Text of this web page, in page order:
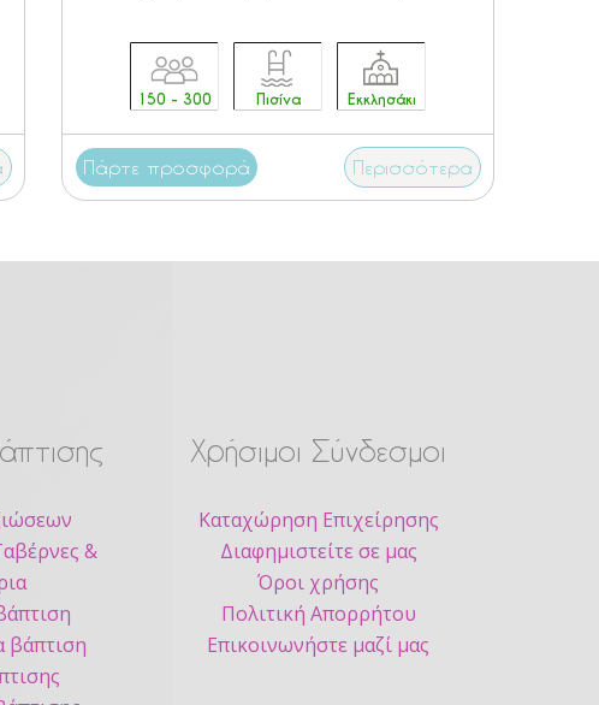
150 - 300 Πισίνα Εκκλησάκι
Πάρτε προσφορά Περισσότερα
&
βάπτιση
Χρήσιμοι Σύνδεσμοι
Καταχώρηση Επιχείρησης
Διαφημιστείτε σε μας
Όροι χρήσης
Πολιτική Απορρήτου
Επικοινωνήστε μαζί μας